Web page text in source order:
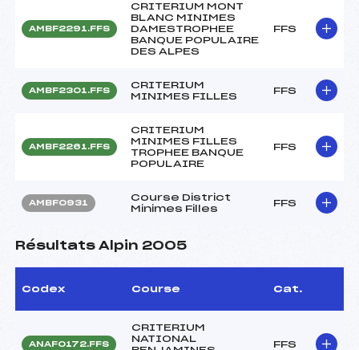
AMBF2291.FFS
CRITERIUM MONT
BLANC MINIMES
DAMESTROPHEE
BANQUE POPULAIRE
DES ALPES
FFS
AMBF2301.FFS
CRITERIUM
MINIMES FILLES
FFS
AMBF2261.FFS
CRITERIUM
MINIMES FILLES
TROPHEE BANQUE
POPULAIRE
FFS
AMBF0931
Course District
Minimes Filles
FFS
Résultats Alpin 2005
Codex Course Cat.
ANAF0172.FFS
CRITERIUM
NATIONAL
FFS